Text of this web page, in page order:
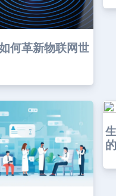
何革新物联网世